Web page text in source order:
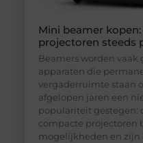
Mini beamer
projectoren steeds
Beamers worden vaak
apparaten die
vergaderruimte staan
afgelopen jaren een
populariteit gestegen:
compacte projectoren
mogelijkheden en zijn